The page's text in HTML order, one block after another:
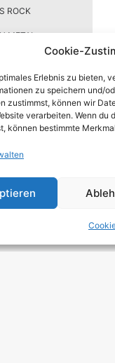
Cookie-
Erlebnis zu bieten,
zu speichern und/
zustimmst, können wir
verarbeiten. Wenn
können bestimmte
ROCK
METAL
ROCK